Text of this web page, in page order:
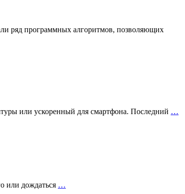
ряд программных алгоритмов, позволяющих
или ускоренный для смартфона. Последний …
или дождаться …